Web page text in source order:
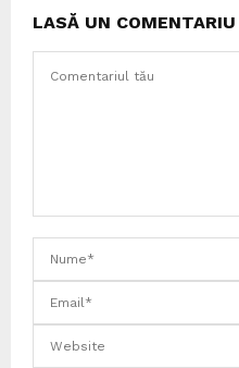
LASĂ UN COMENTARIU